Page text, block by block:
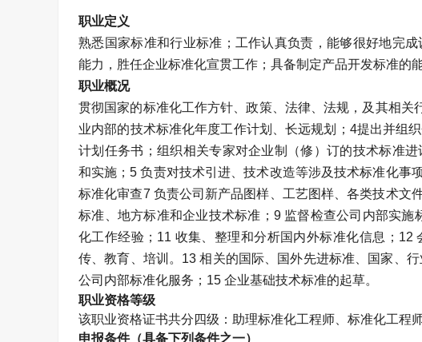
职业定义
熟悉国家标准和行业标准；工作认真负责，能够很好地完
能力，胜任企业标准化宣贯工作；具备制定产品开发标准的能
职业概况
贯彻国家的标准化工作方针、政策、法律、法规，及其相
业内部的技术标准化年度工作计划、长远规划；4提出并组
计划任务书；组织相关专家对企业制（修）订的技术标准
和实施；5 负责对技术引进、技术改造等涉及技术标准化事
标准化审查7 负责公司新产品图样、工艺图样、各类技术文
标准、地方标准和企业技术标准；9 监督检查公司内部实
化工作经验；11 收集、整理和分析国内外标准化信息；12
传、教育、培训。13 相关的国际、国外先进标准、国家、
公司内部标准化服务；15 企业基础技术标准的起草。
职业资格等级
该职业资格证书共分四级：助理标准化工程师 标准化工程
申报条件（具备下列条件之一）